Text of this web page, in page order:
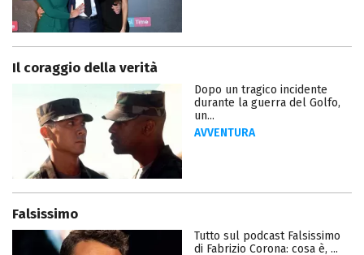
Il coraggio della verità
Dopo un tragico incidente
durante la guerra del Golfo,
un...
AVVENTURA
Falsissimo
Tutto sul podcast Falsissimo
di Fabrizio Corona: cosa è, ...